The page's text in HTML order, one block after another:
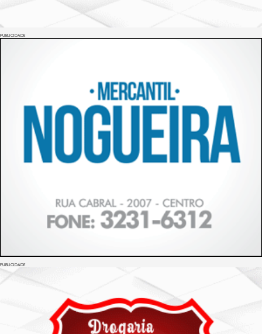
PUBLICIDADE
PUBLICIDADE